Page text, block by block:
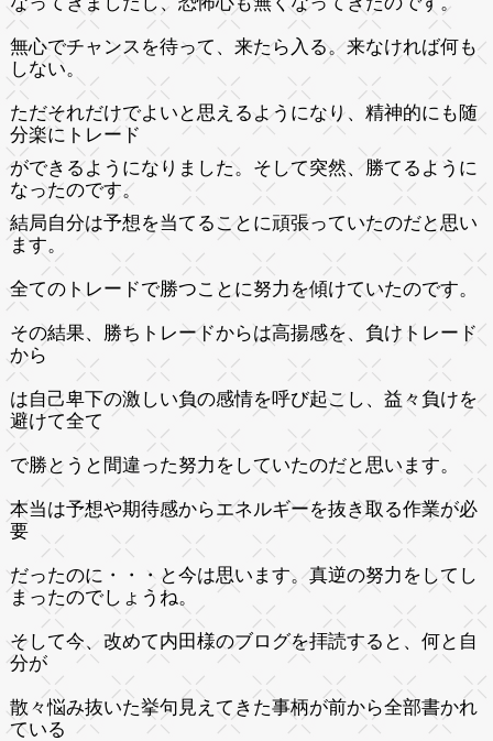
無心でチャンスを待って、来たら入る。来なければ何も
しない。
ただそれだけでよいと思えるようになり、 精神的にも随
分楽にトレード
ができるようになりました。そして突然、勝てるように
なったのです。
結局自分は予想を当てることに頑張っていたのだと思い
ます。
全てのトレードで勝つことに努力を傾けていたのです。
その結果、 勝ちトレードからは高揚感を、負けトレード
から
は自己卑下の激しい負の感情を呼び起こし、 益々負けを
避けて全て
で勝とうと間違った努力をしていたのだと思います。
本当は予想や期待感からエネルギーを抜き取る作業が必
要
だったのに・・・と今は思います。真逆の努力をしてし
まったのでしょうね。
そして今、改めて内田様のブログを拝読すると、 何と自
分が
散々悩み抜いた挙句見えてきた事柄が前から全部書かれ
ている